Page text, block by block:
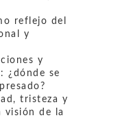
reflejo del
y
y
¿dónde se
tristeza y
visión de la